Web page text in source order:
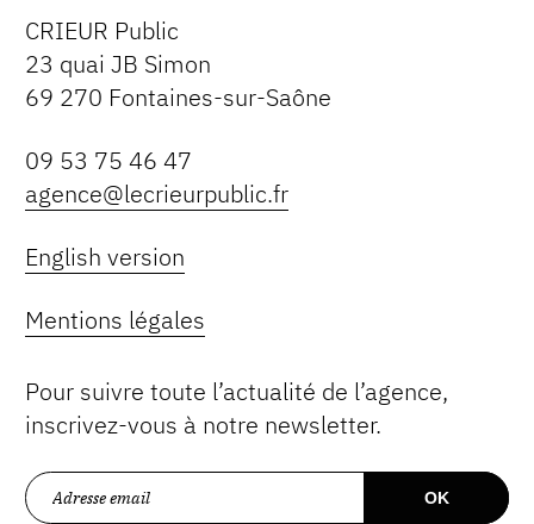
CRIEUR Public
23 quai JB Simon
69 270 Fontaines-sur-Saône
09 53 75 46 47
agence@lecrieurpublic.fr
English version
Mentions légales
Pour suivre toute l’actualité de l’agence,
inscrivez-vous à notre newsletter.